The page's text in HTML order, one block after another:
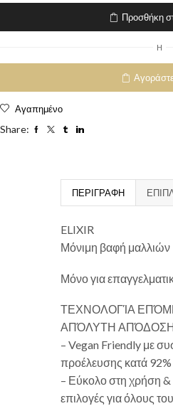
Προσθήκη
H
Αγαπημένο
Share:
ΠΕΡΙΓΡΑΦΉ
ELIXIR
Μόνιμη βαφή μαλλιών
Μόνο για
ΤΕΧΝΟΛΟΓΊΑ
ΑΠΌΛΥΤΗ
– Vegan Friendly με
προέλευσης κατά 92%
– Εύκολο στη χρήση
επιλογές για όλους